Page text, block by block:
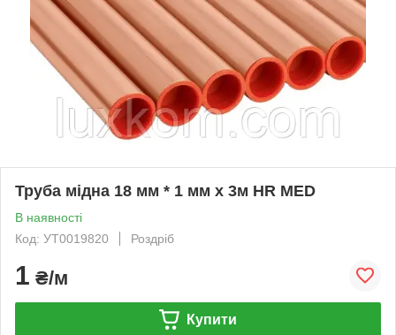
Труба мідна 18 мм * 1 мм х 3м HR MED
В наявності
Код: УТ0019820
Роздріб
1 ₴/м
Купити